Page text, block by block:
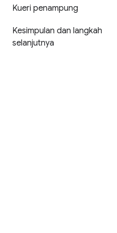
Kueri penampung
Kesimpulan dan langkah
selanjutnya